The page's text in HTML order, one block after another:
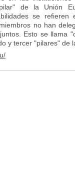
de la Unión
se
no han
Esto se llama
y tercer "pilares" de